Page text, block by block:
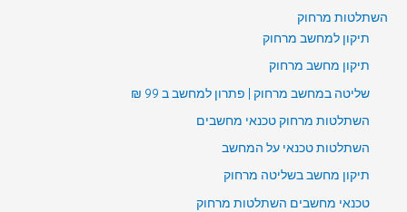
השתלטות מרחוק
תיקון למחשב מרחוק
תיקון מחשב מרחוק
שליטה במחשב מרחוק | פתרון למחשב ב 99 ₪
השתלטות מרחוק טכנאי מחשבים
השתלטות טכנאי על המחשב
תיקון מחשב בשליטה מרחוק
טכנאי מחשבים השתלטות מרחוק